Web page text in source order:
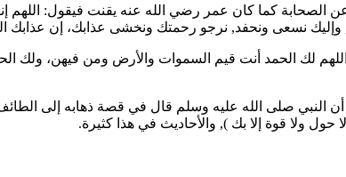
الصحابة كما كان عمر رضي الله عنه يقنت فيقول: اللهم
نسعى ونحفد, نرجو رحمتك ونخشى عذابك، إن عذابك
اللهم لك الحمد أنت قيم السموات والأرض ومن فيهن، ولك
النبي صلى الله عليه وسلم قال في قصة ذهابه إلى
ولا قوة إلا بك ), والأحاديث في هذا كثيرة.